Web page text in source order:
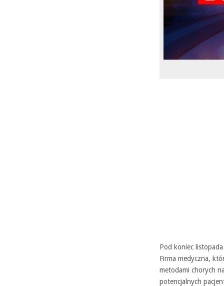
Pod koniec
Firma medyczna,
metodami chorych
potencjalnych